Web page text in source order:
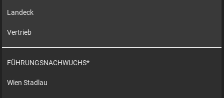
Landeck
Vertrieb
FÜHRUNGSNACHWUCHS*
Wien Stadlau